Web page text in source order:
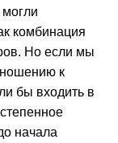
комбинация
Но если мы
к
бы входить в
начала